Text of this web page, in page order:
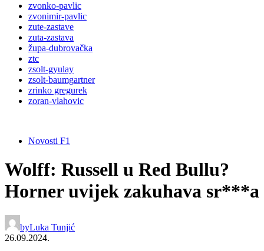
zvonko-pavlic
zvonimir-pavlic
zute-zastave
zuta-zastava
župa-dubrovačka
ztc
zsolt-gyulay
zsolt-baumgartner
zrinko gregurek
zoran-vlahovic
Novosti F1
Wolff: Russell u Red Bullu?
Horner uvijek zakuhava sr***a
byLuka Tunjić
26.09.2024.